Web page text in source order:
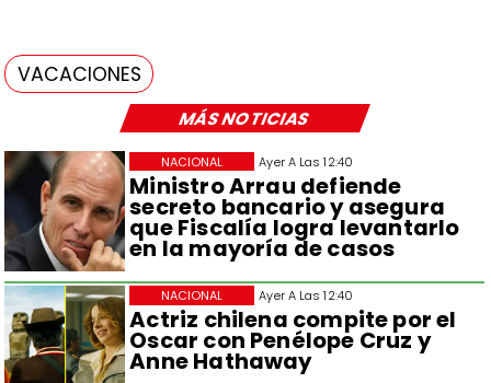
MÁS NOTICIAS
Ayer A Las 12:40
Ministro Arrau defiende
secreto bancario y asegura
que Fiscalía logra levantarlo
en la mayoría de casos
NACIONAL
Ayer A Las 12:40
Actriz chilena compite por el
Oscar con Penélope Cruz y
Anne Hathaway
NACIONAL
VACACIONES